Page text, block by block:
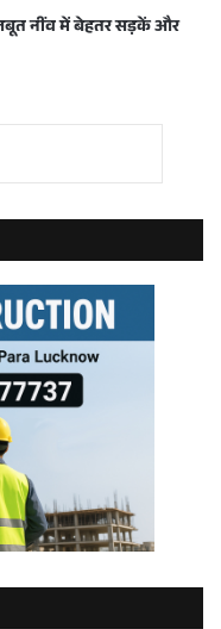
नींव में बेहतर सड़कें और